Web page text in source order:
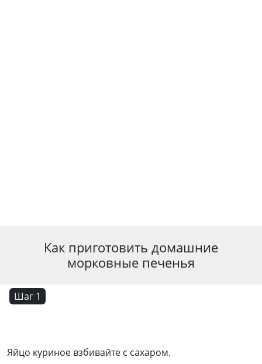
Как приготовить домашние
морковные печенья
Шаг 1
Яйцо куриное взбивайте с сахаром.